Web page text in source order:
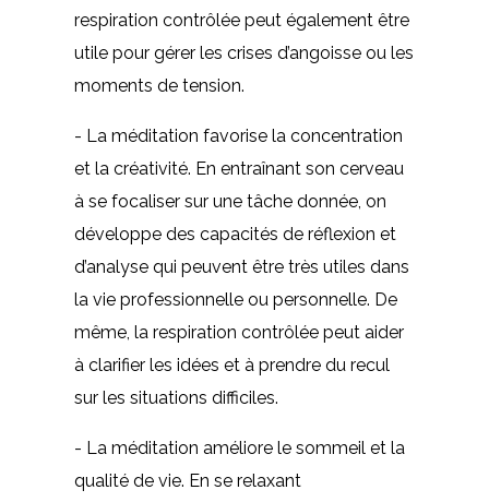
respiration contrôlée peut également être
utile pour gérer les crises d’angoisse ou les
moments de tension.
- La méditation favorise la concentration
et la créativité. En entraînant son cerveau
à se focaliser sur une tâche donnée, on
développe des capacités de réflexion et
d’analyse qui peuvent être très utiles dans
la vie professionnelle ou personnelle. De
même, la respiration contrôlée peut aider
à clarifier les idées et à prendre du recul
sur les situations difficiles.
- La méditation améliore le sommeil et la
qualité de vie. En se relaxant